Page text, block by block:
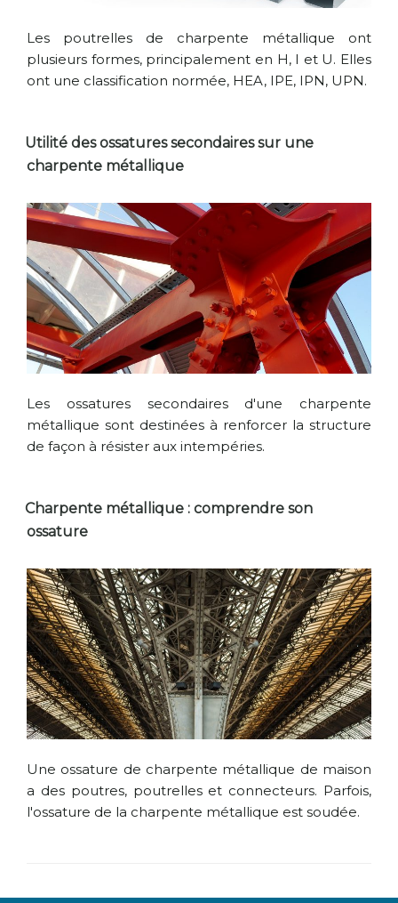
Les poutrelles de charpente métallique ont
plusieurs formes, principalement en H, I et U. Elles
ont une classification normée, HEA, IPE, IPN, UPN.
Utilité des ossatures secondaires sur une
charpente métallique
Les ossatures secondaires d'une charpente
métallique sont destinées à renforcer la structure
de façon à résister aux intempéries.
Charpente métallique : comprendre son
ossature
Une ossature de charpente métallique de maison
a des poutres, poutrelles et connecteurs. Parfois,
l'ossature de la charpente métallique est soudée.